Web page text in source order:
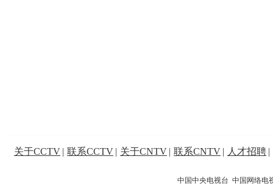
关于CCTV | 联系CCTV | 关于CNTV | 联系CNTV | 人才招聘 |
中国中央电视台 中国网络电